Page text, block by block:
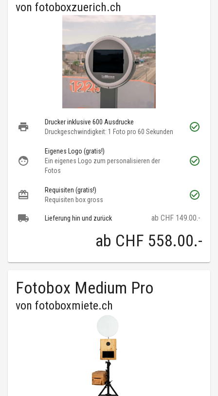
von fotoboxzuerich.ch
Drucker inklusive 600 Ausdrucke
Druckgeschwindigkeit: 1 Foto pro 60 Sekunden
Eigenes Logo (gratis!)
Ein eigenes Logo zum personalisieren der
Fotos
Requisiten (gratis!)
Requisiten box gross
Lieferung hin und zurück ab CHF 149.00.-
ab CHF 558.00.-
Fotobox Medium Pro
von fotoboxmiete.ch